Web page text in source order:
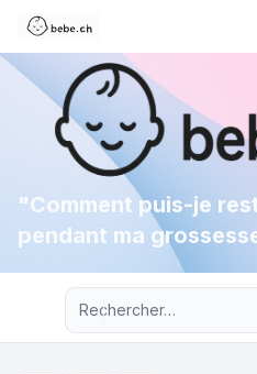
"Comment puis-je
pendant ma
Recherche